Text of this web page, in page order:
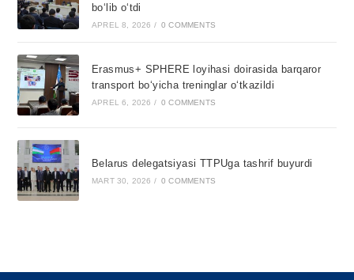
bo‘lib o‘tdi
APREL 8, 2026 / 0 COMMENTS
Erasmus+ SPHERE loyihasi doirasida barqaror
transport bo‘yicha treninglar o‘tkazildi
APREL 6, 2026 / 0 COMMENTS
Belarus delegatsiyasi TTPUga tashrif buyurdi
MART 30, 2026 / 0 COMMENTS